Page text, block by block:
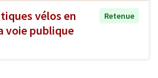
vélos en
voie publique
Retenue